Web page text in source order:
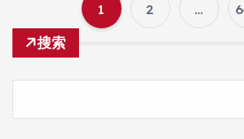
文
章
分
1 2 …
搜索